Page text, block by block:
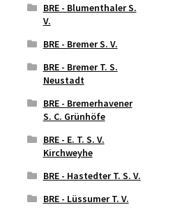
BRE - Blumenthaler S.
V.
BRE - Bremer S. V.
BRE - Bremer T. S.
Neustadt
BRE - Bremerhavener
S. C. Grünhöfe
BRE - E. T. S. V.
Kirchweyhe
BRE - Hastedter T. S. V.
BRE - Lüssumer T. V.